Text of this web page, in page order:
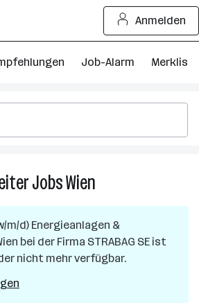
Anmelden
Job-Alarm Merkliste
JobsWien
Leiter
Jobs
in
m/d) Energieanlagen &
bei der Firma STRABAG SE ist
nicht mehr verfügbar.